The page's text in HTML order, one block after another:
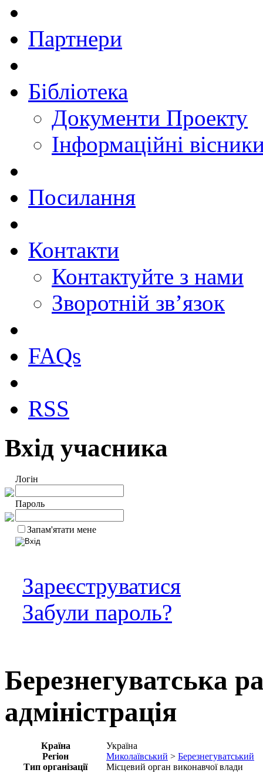
Партнери
Бібліотека
Документи Проекту
Інформаційні
Посилання
Контакти
Контактуйте з нами
Зворотній зв’язок
FAQs
RSS
Вхід учасника
Логін
Пароль
Запам'ятати мене
Зареєструватися
Забули пароль?
Березнегуватськa
адміністрація
Країна
Україна
Регіон
Миколаївський > Березнегуватський
Тип організації
Місцевий орган виконавчої влади